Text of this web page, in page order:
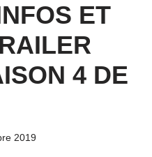
ET
4 DE
2019